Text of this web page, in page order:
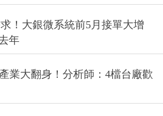
！大銀微系統前5月接單大增
年
業大翻身！分析師：4檔台廠歡